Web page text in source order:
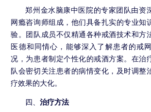
郑州金水脑康中医院的专家团队由资
网瘾咨询师组成，他们具备扎实的专业知
验。团队成员不仅精通各种戒酒技术和方
医德和同情心，能够深入了解患者的戒
况，为患者制定个性化的戒酒方案。在治
队会密切关注患者的病情变化，及时调整
疗效果的大化。
四、治疗方法